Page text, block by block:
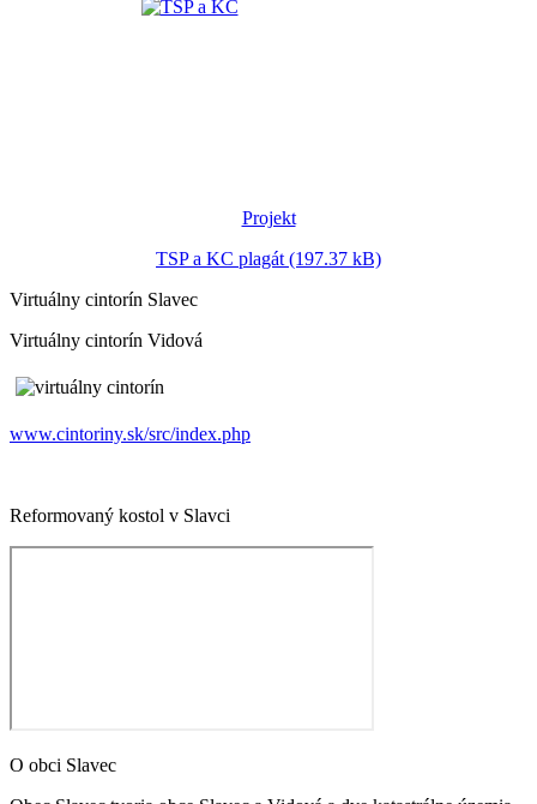
Projekt
TSP a KC plagát (197.37 kB)
Virtuálny cintorín Slavec
Virtuálny cintorín Vidová
www.cintoriny.sk/src/index.php
Reformovaný kostol v Slavci
O obci Slavec